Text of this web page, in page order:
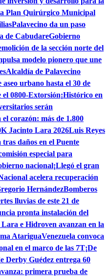
Plan Quirúrgico Municipal
Palavecino da un paso
de CabudareGobierno
de la sección norte del
modelo pionero que une
Alcaldía de Palavecino
urbano hasta el 30 de
el 0800-Extorsión¡Histórico en
serán
corazón: más de 1.800
Jacinto Lara 2026Luis Reyes
daños en el Puente
especial para
nacional¡Llegó el gran
acelera recuperación
HernándezBomberos
lluvias de este 21 de
pronta instalación del
e Hidroven avanzan en la
AtariguaVenezuela convoca
en el marco de las 7T¡De
Derby Guédez entrega 60
primera prueba de